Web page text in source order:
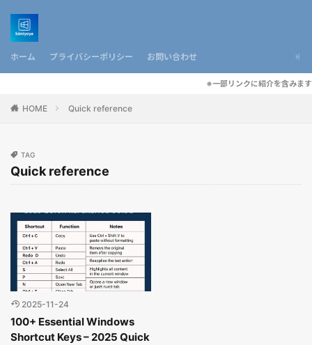
ホーム プライバシーポリシー お問い合わせ
※一部リンクに紹介を含みます
HOME Quick reference
TAG
Quick reference
2025-11-24
100+ Essential Windows
Shortcut Keys – 2025 Quick